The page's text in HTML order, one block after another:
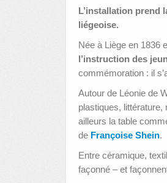
L’installation prend
liégeoise.
Née à Liège en 1836
l’instruction des
commémoration : il
Autour de Léonie de
plastiques,
ailleurs la table
de Françoise Shein.
Entre céramique,
façonné – et